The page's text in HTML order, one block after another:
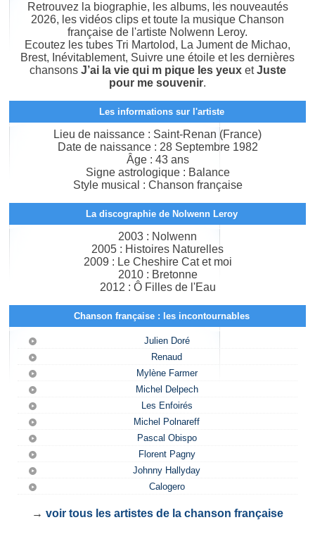
Retrouvez la biographie, les albums, les nouveautés
2026, les vidéos clips et toute la musique Chanson
française de l'artiste Nolwenn Leroy.
Ecoutez les tubes Tri Martolod, La Jument de Michao,
Brest, Inévitablement, Suivre une étoile et les dernières
chansons J’ai la vie qui m pique les yeuxetJuste
pour me souvenir.
Les informations sur l'artiste
Lieu de naissance : Saint-Renan (France)
Date de naissance : 28 Septembre 1982
Âge : 43 ans
Signe astrologique : Balance
Style musical : Chanson française
La discographie de Nolwenn Leroy
2003 : Nolwenn
2005 : Histoires Naturelles
2009 : Le Cheshire Cat et moi
2010 : Bretonne
2012 : Ô Filles de l'Eau
Chanson française : les incontournables
Julien Doré
Renaud
Mylène Farmer
Michel Delpech
Les Enfoirés
Michel Polnareff
Pascal Obispo
Florent Pagny
Johnny Hallyday
Calogero
→ voir tous les artistes de la chanson française